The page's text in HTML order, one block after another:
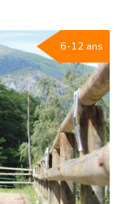
6-12 ans